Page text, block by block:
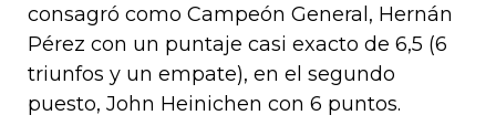
consagró como Campeón General, Hernán
Pérez con un puntaje casi exacto de 6,5 (6
triunfos y un empate), en el segundo
puesto, John Heinichen con 6 puntos.